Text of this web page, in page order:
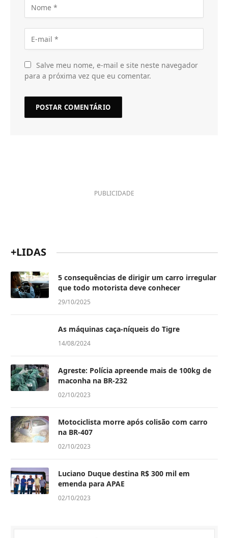
Salve meu nome, e-mail e site neste navegador
para a próxima vez que eu comentar.
PUBLICIDADE
+LIDAS
5 consequências de dirigir um carro irregular
que todo motorista deve conhecer
29/10/2025
As máquinas caça-níqueis do Tigre
14/08/2024
Agreste: Polícia apreende mais de 100kg de
maconha na BR-232
02/10/2023
Motociclista morre após colisão com carro
na BR-407
02/10/2023
Luciano Duque destina R$ 300 mil em
emenda para APAE
02/10/2023